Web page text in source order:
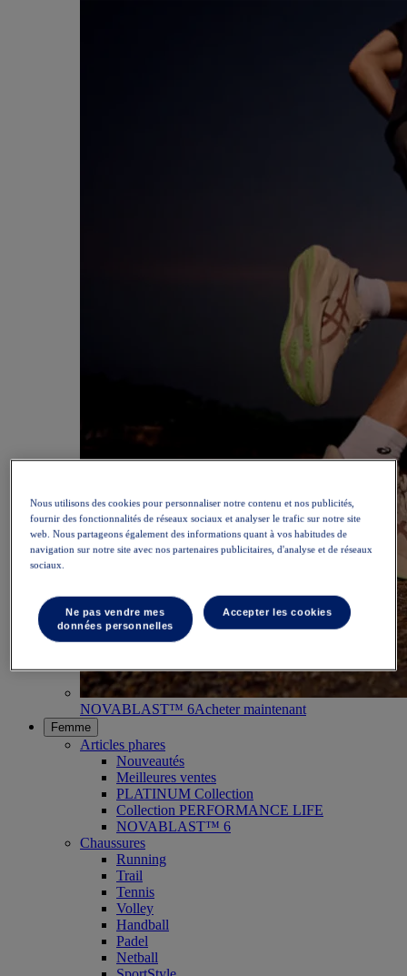
NOVABLAST™ 6Acheter maintenant
Femme
Articles phares
Nouveautés
Meilleures ventes
PLATINUM Collection
Collection PERFORMANCE LIFE
NOVABLAST™ 6
Chaussures
Running
Trail
Tennis
Volley
Handball
Padel
Netball
Nous utilisons des cookies pour personnaliser notre contenu et nos publicités,
fournir des fonctionnalités de réseaux sociaux et analyser le trafic sur notre site
web. Nous partageons également des informations quant à vos habitudes de
navigation sur notre site avec nos partenaires publicitaires, d'analyse et de réseaux
sociaux.
Ne pas vendre mes
données personnelles
Accepter les cookies